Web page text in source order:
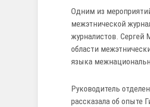
Одним из
межэтнической
журналистов.
области
языка
Руководитель
рассказала об опыте